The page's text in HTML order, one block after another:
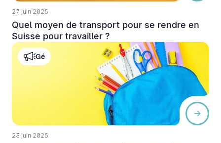
27 juin 2025
Quel moyen de transport pour se rendre en
Suisse pour travailler ?
Gé
23 juin 2025